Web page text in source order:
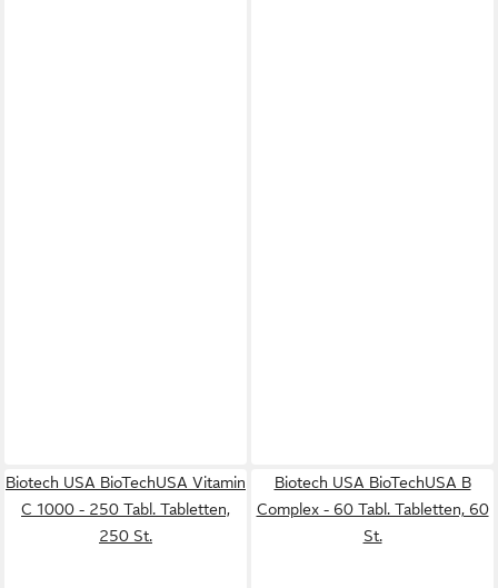
Biotech USA BioTechUSA Vitamin
C 1000 - 250 Tabl. Tabletten,
250 St.
Biotech USA BioTechUSA B
Complex - 60 Tabl. Tabletten, 60
St.